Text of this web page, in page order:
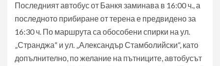
Последният автобус от Банкя заминава в 16:00 ч., а
последното прибиране от терена е предвидено за
16:30 ч. По маршрута са обособени спирки на ул.
„Странджа“ и ул. „Александър Стамболийски“, като
допълнително, по желание на пътниците, автобусът